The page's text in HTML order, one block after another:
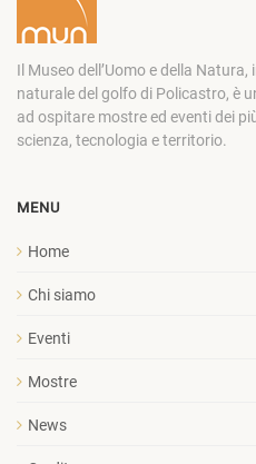
Il Museo dell’Uomo e della
naturale del golfo di Policastro, è
ad ospitare mostre ed eventi dei
scienza, tecnologia e territorio.
MENU
Home
Chi siamo
Eventi
Mostre
News